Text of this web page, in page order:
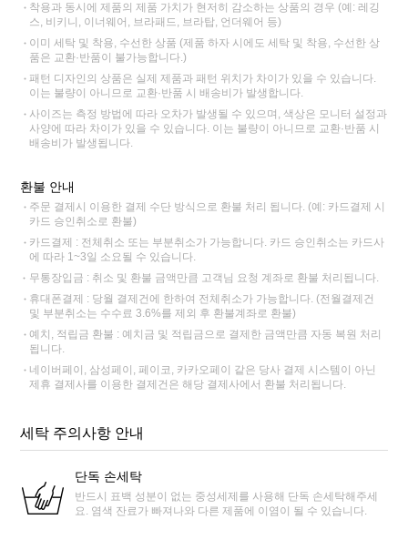
착용과 동시에 제품의 제품 가치가 현저히 감소하는 상품의 경우 (예: 레깅
스, 비키니, 이너웨어, 브라패드, 브라탑, 언더웨어 등)
이미 세탁 및 착용, 수선한 상품 (제품 하자 시에도 세탁 및 착용, 수선한 상
품은 교환·반품이 불가능합니다.)
패턴 디자인의 상품은 실제 제품과 패턴 위치가 차이가 있을 수 있습니다.
이는 불량이 아니므로 교환·반품 시 배송비가 발생합니다.
사이즈는 측정 방법에 따라 오차가 발생될 수 있으며, 색상은 모니터 설정과
사양에 따라 차이가 있을 수 있습니다. 이는 불량이 아니므로 교환·반품 시
배송비가 발생됩니다.
환불 안내
주문 결제시 이용한 결제 수단 방식으로 환불 처리 됩니다. (예: 카드결제 시
카드 승인취소로 환불)
카드결제 : 전체취소 또는 부분취소가 가능합니다. 카드 승인취소는 카드사
에 따라 1~3일 소요될 수 있습니다.
무통장입금 : 취소 및 환불 금액만큼 고객님 요청 계좌로 환불 처리됩니다.
휴대폰결제 : 당월 결제건에 한하여 전체취소가 가능합니다. (전월결제건
및 부분취소는 수수료 3.6%를 제외 후 환불계좌로 환불)
예치, 적립금 환불 : 예치금 및 적립금으로 결제한 금액만큼 자동 복원 처리
됩니다.
네이버페이, 삼성페이, 페이코, 카카오페이 같은 당사 결제 시스템이 아닌
제휴 결제사를 이용한 결제건은 해당 결제사에서 환불 처리됩니다.
세탁 주의사항 안내
단독 손세탁
반드시 표백 성분이 없는 중성세제를 사용해 단독 손세탁해주세
요. 염색 잔료가 빠져나와 다른 제품에 이염이 될 수 있습니다.